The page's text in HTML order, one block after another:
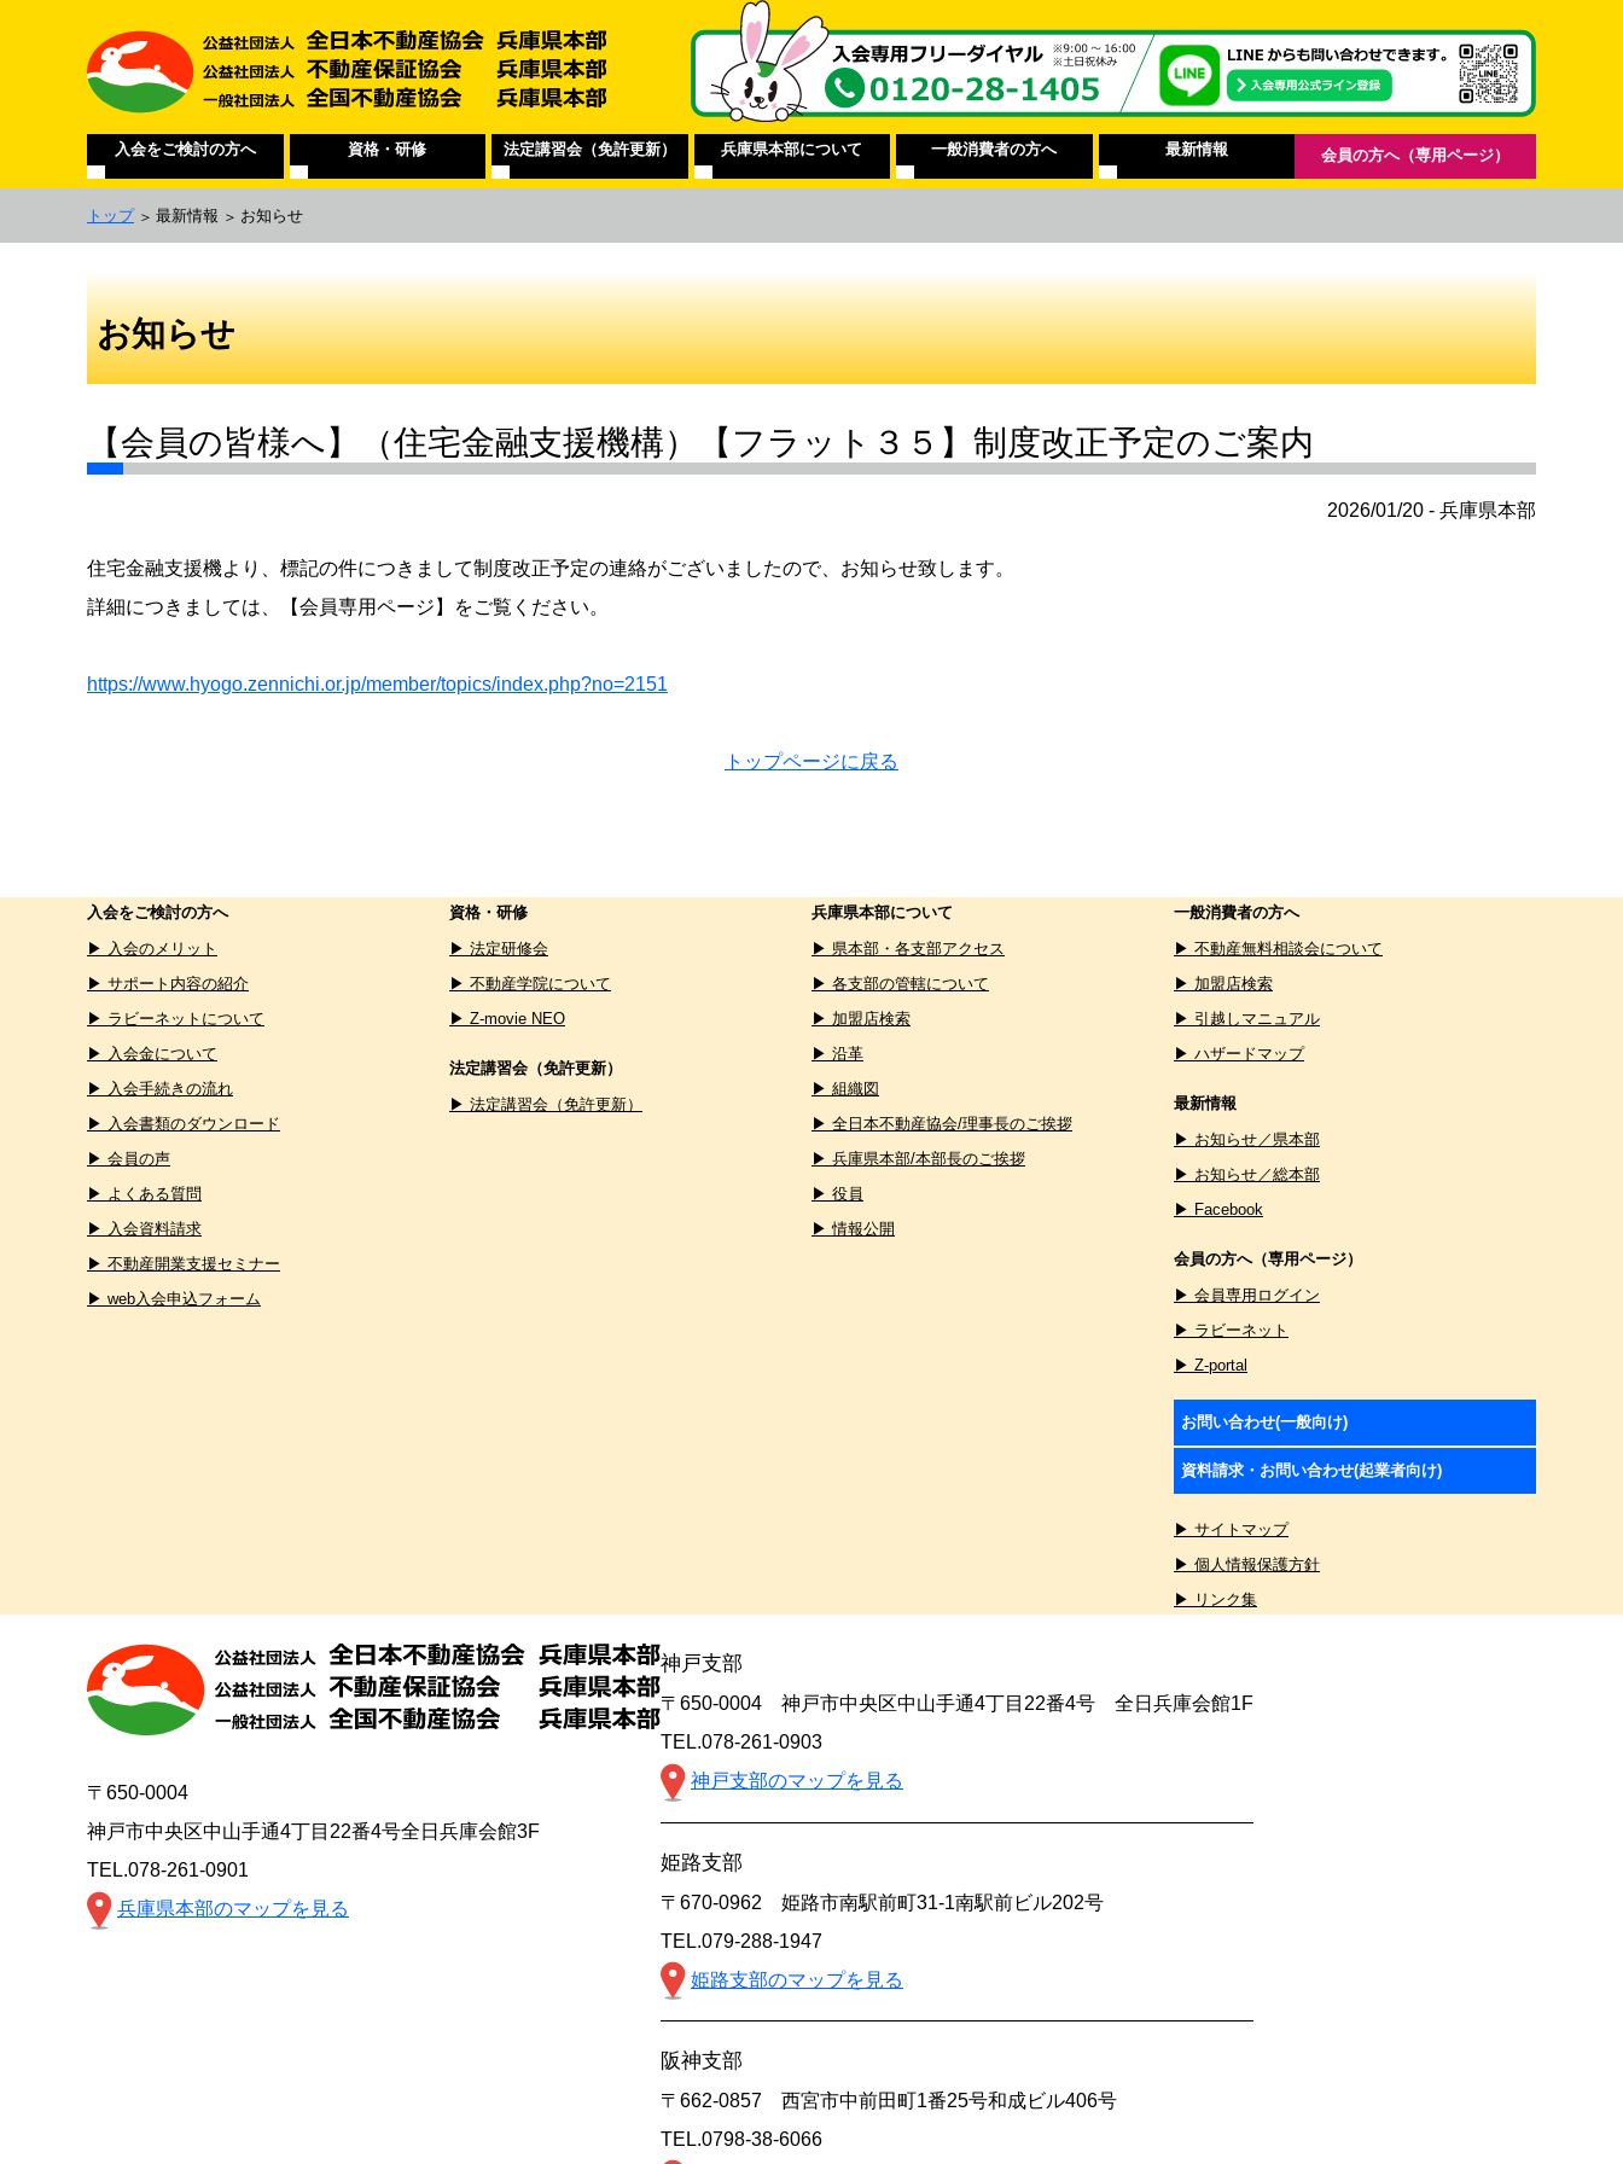
入会をご検討の方へ 資格・研修 法定講習会（免許更新） 兵庫県本部について 一般消費者の方へ 最新情報 会員の方へ（専用ページ）
トップ 最新情報 お知らせ
お知らせ
【会員の皆様へ】（住宅金融支援機構）【フラット３５】制度改正予定のご案内
2026/01/20 - 兵庫県本部
住宅金融支援機より、標記の件につきまして制度改正予定の連絡がございましたので、お知らせ致します。
詳細につきましては、【会員専用ページ】をご覧ください。
https://www.hyogo.zennichi.or.jp/member/topics/index.php?no=2151
トップページに戻る
入会をご検討の方へ
▶ 入会のメリット
▶ サポート内容の紹介
▶ ラビーネットについて
▶ 入会金について
▶ 入会手続きの流れ
▶ 入会書類のダウンロード
▶ 会員の声
▶ よくある質問
▶ 入会資料請求
▶ 不動産開業支援セミナー
▶ web入会申込フォーム
資格・研修
▶ 法定研修会
▶ 不動産学院について
▶ Z-movie NEO
法定講習会（免許更新）
▶ 法定講習会（免許更新）
兵庫県本部について
▶ 県本部・各支部アクセス
▶ 各支部の管轄について
▶ 加盟店検索
▶ 沿革
▶ 組織図
▶ 全日本不動産協会/理事長のご挨拶
▶ 兵庫県本部/本部長のご挨拶
▶ 役員
▶ 情報公開
一般消費者の方へ
▶ 不動産無料相談会について
▶ 加盟店検索
▶ 引越しマニュアル
▶ ハザードマップ
最新情報
▶ お知らせ／県本部
▶ お知らせ／総本部
▶ Facebook
会員の方へ（専用ページ）
▶ 会員専用ログイン
▶ ラビーネット
▶ Z-portal
お問い合わせ(一般向け)
資料請求・お問い合わせ(起業者向け)
▶ サイトマップ
▶ 個人情報保護方針
▶ リンク集
〒650-0004
神戸市中央区中山手通4丁目22番4号全日兵庫会館3F
TEL.078-261-0901
兵庫県本部のマップを見る
神戸支部
〒650-0004 神戸市中央区中山手通4丁目22番4号 全日兵庫会館1F
TEL.078-261-0903
神戸支部のマップを見る
姫路支部
〒670-0962 姫路市南駅前町31-1南駅前ビル202号
TEL.079-288-1947
姫路支部のマップを見る
阪神支部
〒662-0857 西宮市中前田町1番25号和成ビル406号
TEL.0798-38-6066